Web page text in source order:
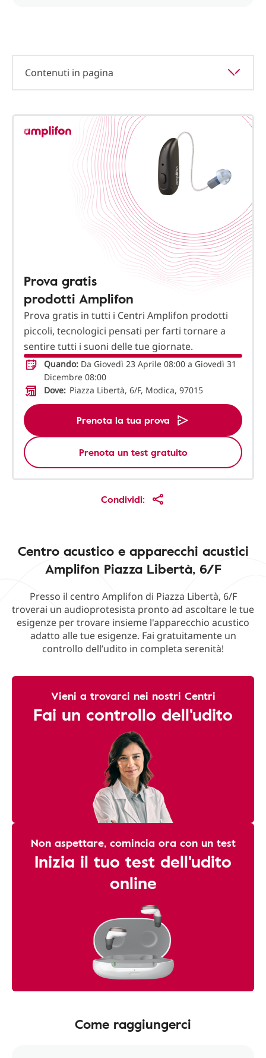
Contenuti in pagina
Prova gratis
prodotti Amplifon
Prova gratis in tutti i Centri Amplifon prodotti
piccoli, tecnologici pensati per farti tornare a
sentire tutti i suoni delle tue giornate.
Quando: Da Giovedì 23 Aprile 08:00 a Giovedì 31
Dicembre 08:00
Dove: Piazza Libertà, 6/F, Modica, 97015
Prenota la tua prova
Prenota un test gratuito
Condividi:
Centro acustico e apparecchi acustici
Amplifon Piazza Libertà, 6/F
Presso il centro Amplifon di Piazza Libertà, 6/F
troverai un audioprotesista pronto ad ascoltare le tue
esigenze per trovare insieme l'apparecchio acustico
adatto alle tue esigenze. Fai gratuitamente un
controllo dell’udito in completa serenità!
Vieni a trovarci nei nostri Centri
Fai un controllo dell'udito
Non aspettare, comincia ora con un test
Inizia il tuo test dell'udito
online
Come raggiungerci